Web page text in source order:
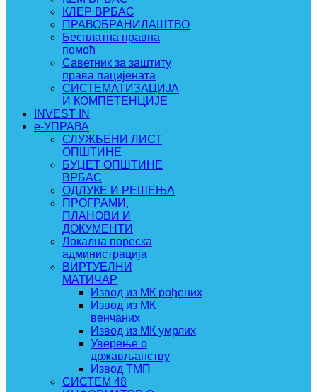
КЛЕР ВРБАС
ПРАВОБРАНИЛАШТВО
Бесплатна правна
помоћ
Саветник за заштиту
права пацијената
СИСТЕМАТИЗАЦИЈА
И КОМПЕТЕНЦИЈЕ
INVEST IN
e-УПРАВА
СЛУЖБЕНИ ЛИСТ
ОПШТИНЕ
БУЏЕТ ОПШТИНЕ
ВРБАС
ОДЛУКЕ И РЕШЕЊА
ПРОГРАМИ,
ПЛАНОВИ И
ДОКУМЕНТИ
Локална пореска
администрација
ВИРТУЕЛНИ
МАТИЧАР
Извод из МК рођених
Извод из МК
венчаних
Извод из МК умрлих
Уверење о
држављанству
Извод ТМП
СИСТЕМ 48